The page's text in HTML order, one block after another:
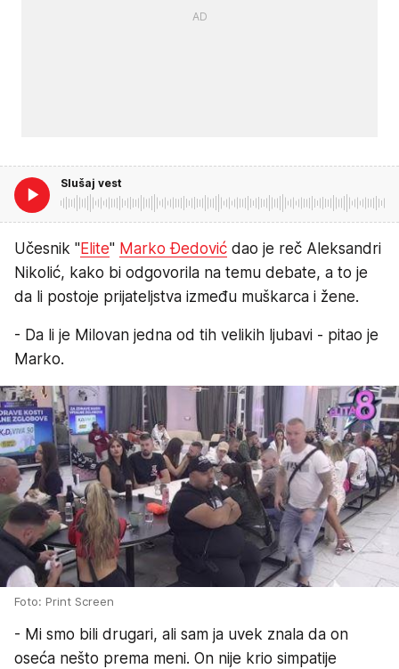
Slušaj vest
Učesnik "Elite" Marko Đedović dao je reč Aleksandri
Nikolić, kako bi odgovorila na temu debate, a to je
da li postoje prijateljstva između muškarca i žene.
- Da li je Milovan jedna od tih velikih ljubavi - pitao je
Marko.
Foto: Print Screen
- Mi smo bili drugari, ali sam ja uvek znala da on
oseća nešto prema meni. On nije krio simpatije